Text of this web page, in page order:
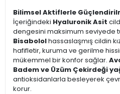
Bilimsel Aktiflerle
İçeriğindeki Hyaluronik Asit
dengesini maksimum seviyede
Bisabololhassaslaşmış cildin
hafifletir, kuruma ve gerilme
mükemmel bir konfor sağlar.
Badem ve Üzüm Çekirdeği
antioksidanlarla besleyerek
korur.